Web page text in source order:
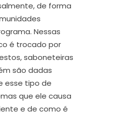
de forma
Nessas
é trocado por
saboneteiras
são dadas
esse tipo de
que ele causa
e de como é